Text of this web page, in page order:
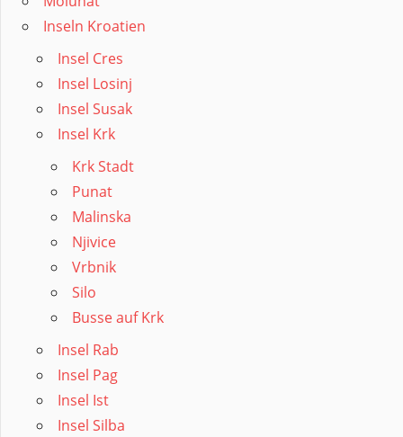
Inseln Kroatien
Insel Cres
Insel Losinj
Insel Susak
Insel Krk
Krk Stadt
Punat
Malinska
Njivice
Vrbnik
Silo
Busse auf Krk
Insel Rab
Insel Pag
Insel Ist
Insel Silba